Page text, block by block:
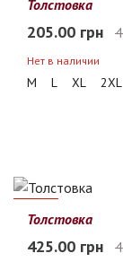
Толстовка
205.00 грн
Нет в наличии
M L XL 2XL
14%
Толстовка
425.00 грн